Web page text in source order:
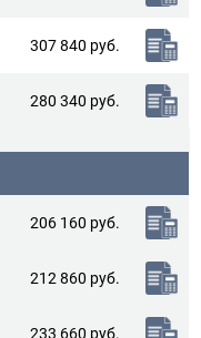
307 840 руб.
280 340 руб.
206 160 руб.
212 860 руб.
233 660 руб.